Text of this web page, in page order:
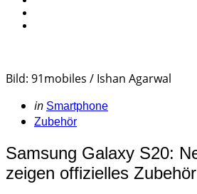
Bild: 91mobiles / Ishan Agarwal
Categories
Posted
in
in Smartphone
Zubehör
Samsung Galaxy S20:
zeigen offizielles Zubehör